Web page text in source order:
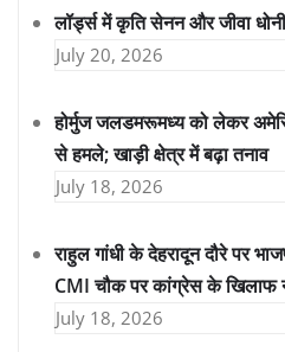
लॉर्ड्स में कृति सेनन और जीवा
July 20, 2026
होर्मुज जलडमरूमध्य को लेकर
से हमले; खाड़ी क्षेत्र में बढ़ा तनाव
July 18, 2026
राहुल गांधी के देहरादून दौरे पर
CMI चौक पर कांग्रेस के खिलाफ
July 18, 2026